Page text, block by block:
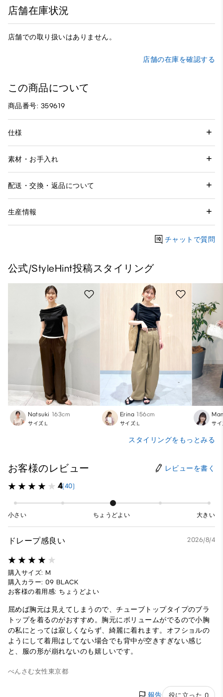
店舗在庫状況
店舗での取り扱いはありません。
店舗の在庫を確認する
この商品について
商品番号: 359619
仕様
素材・お手入れ
配送・交換・返品について
生産情報
チャットで質問
公式/StyleHint投稿スタイリング
Natsuki 163cm
サイズ:L
Erina 156cm
サイズ:L サ
スタイリングをもっとみる
お客様のレビュー レビューを書く
4(40)
小さい ちょうどよい 大きい
ドレープ感良い 2026/8/4
購入サイズ: M
購入カラー: 09 BLACK
お客様の着用感: ちょうどよい
屈めば胸元は見えてしまうので、チューブトップタイプのブラ
トップを着るのがおすすめ。胸元にボリュームがでるので小胸
の私にとっては寂しくならず、綺麗に着れます。オフショルの
ようにして着用はしてない場合でも背中が空きすぎない感じ
と、服の形が崩れないのも嬉しいです。
べんさむ女性東京都
報告 役に立った 0